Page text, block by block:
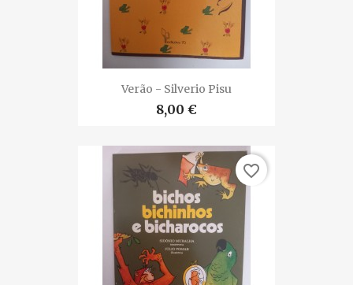
Verão - Silverio Pisu
8,00 €
favorite_border